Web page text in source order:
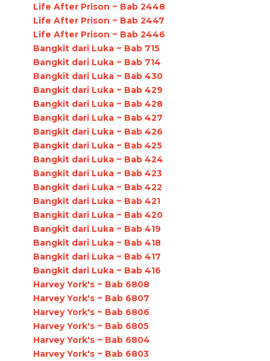
Life After Prison ~ Bab 2448
Life After Prison ~ Bab 2447
Life After Prison ~ Bab 2446
Bangkit dari Luka ~ Bab 715
Bangkit dari Luka ~ Bab 714
Bangkit dari Luka ~ Bab 430
Bangkit dari Luka ~ Bab 429
Bangkit dari Luka ~ Bab 428
Bangkit dari Luka ~ Bab 427
Bangkit dari Luka ~ Bab 426
Bangkit dari Luka ~ Bab 425
Bangkit dari Luka ~ Bab 424
Bangkit dari Luka ~ Bab 423
Bangkit dari Luka ~ Bab 422
Bangkit dari Luka ~ Bab 421
Bangkit dari Luka ~ Bab 420
Bangkit dari Luka ~ Bab 419
Bangkit dari Luka ~ Bab 418
Bangkit dari Luka ~ Bab 417
Bangkit dari Luka ~ Bab 416
Harvey York's ~ Bab 6808
Harvey York's ~ Bab 6807
Harvey York's ~ Bab 6806
Harvey York's ~ Bab 6805
Harvey York's ~ Bab 6804
Harvey York's ~ Bab 6803